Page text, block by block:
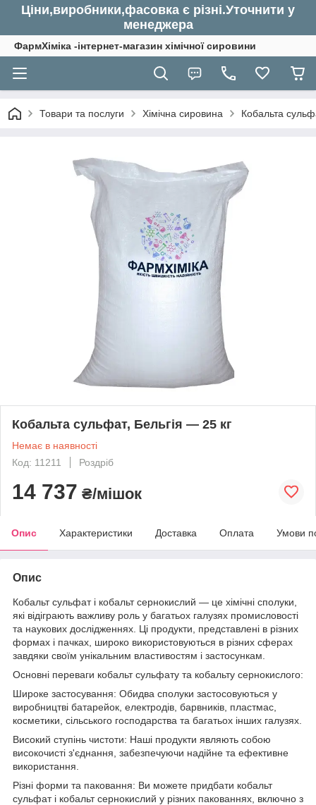
Ціни,виробники,фасовка є різні.Уточнити у
менеджера
ФармХіміка -інтернет-магазин хімічної сировини
Товари та послуги Хімічна сировина Кобальта
Кобальта сульфат, Бельгія — 25 кг
Немає в наявності
Код: 11211
Роздріб
14 737 ₴/мішок
Опис Характеристики Доставка Оплата Умови
Опис
Кобальт сульфат і кобальт сернокислий — це хімічні сполуки,
які відіграють важливу роль у багатьох галузях промисловості
та наукових дослідженнях. Ці продукти, представлені в різних
формах і пачках, широко використовуються в різних сферах
завдяки своїм унікальним властивостям і застосункам.
Основні переваги кобальт сульфату та кобальту сернокислого:
Широке застосування: Обидва сполуки застосовуються у
виробництві батарейок, електродів, барвників, пластмас,
косметики, сільського господарства та багатьох інших галузях.
Високий ступінь чистоти: Наші продукти являють собою
високочисті з'єднання, забезпечуючи надійне та ефективне
використання.
Різні форми та паковання: Ви можете придбати кобальт
сульфат і кобальт сернокислий у різних пакованнях, включно з